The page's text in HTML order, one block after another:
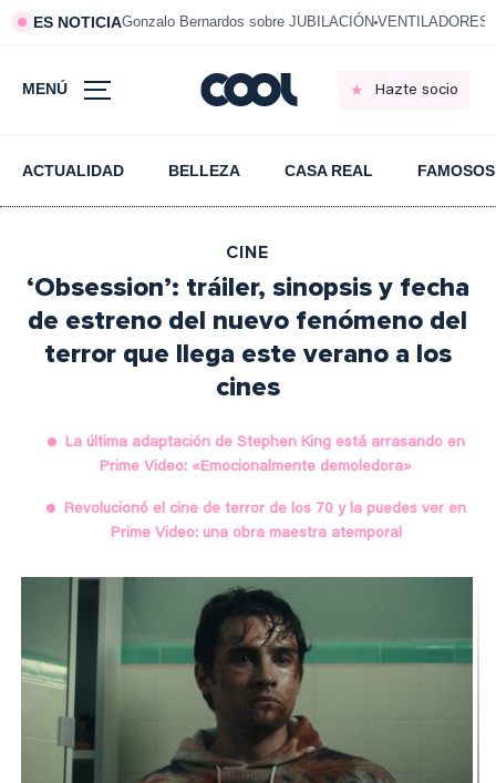
ES NOTICIAGonzalo Bernardos sobre JUBILACIÓN VENTILADORES
MENÚ Hazte socio
ACTUALIDAD BELLEZA CASA REAL FAMOSOS
CINE
‘Obsession’: tráiler, sinopsis y fecha
de estreno del nuevo fenómeno del
terror que llega este verano a los
cines
La última adaptación de Stephen King está arrasando en
Prime Video: «Emocionalmente demoledora»
Revolucionó el cine de terror de los 70 y la puedes ver en
Prime Video: una obra maestra atemporal